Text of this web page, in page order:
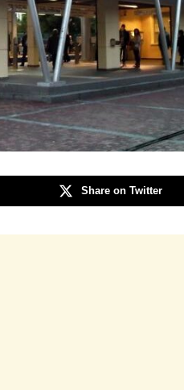
Share on Twitter